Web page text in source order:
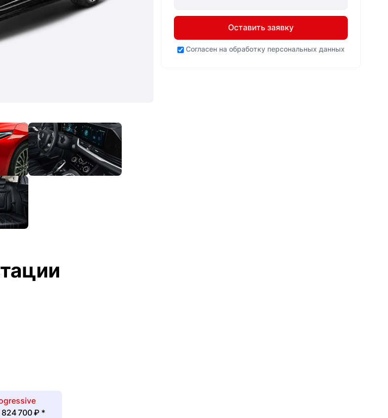
Оставить заявку
Согласен на обработку персональных данных
824 700 ₽ *